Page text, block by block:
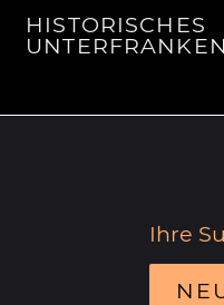
HISTORISCHES
UNTERFRANKEN
Ihre